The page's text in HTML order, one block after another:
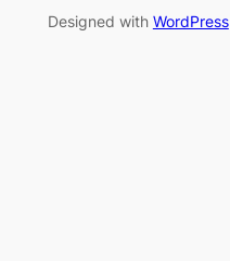
Designed with WordPress